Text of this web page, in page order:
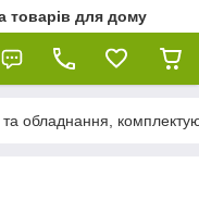
товарів для дому
та обладнання,